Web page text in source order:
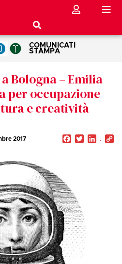
COMUNICATI
STAMPA
Bologna – Emilia
per occupazione
e creatività
2017 Facebook
Twitter